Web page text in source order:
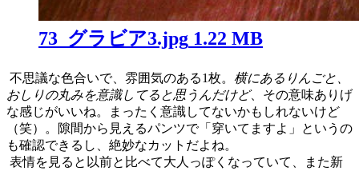
73_グラビア3.jpg 1.22 MB
不思議な色合いで、雰囲気のある1枚。 横にあるりんごと、
おしりの丸みを意識してると思うんだけど、その意味ありげ
な感じがいいね。まったく意識してないかもしれないけど
（笑）。隙間から見えるパンツで「穿いてますよ」というの
も確認できるし、絶妙なカットだよね。
表情を見ると以前と比べて大人っぽくなっていて、また新